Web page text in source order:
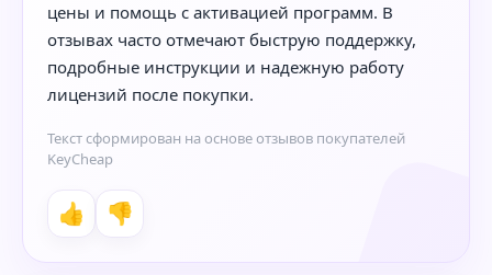
цены и помощь с активацией программ. В
отзывах часто отмечают быструю поддержку,
подробные инструкции и надежную работу
лицензий после покупки.
Текст сформирован на основе отзывов покупателей
KeyCheap
👍 👎